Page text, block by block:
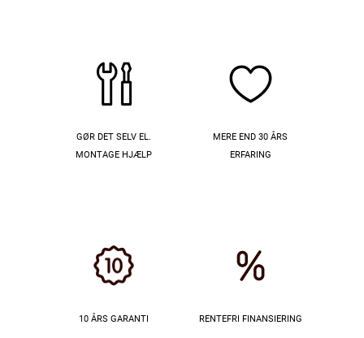
GØR DET SELV EL.
MONTAGE HJÆLP
MERE END 30 ÅRS
ERFARING
10 ÅRS GARANTI RENTEFRI FINANSIERING